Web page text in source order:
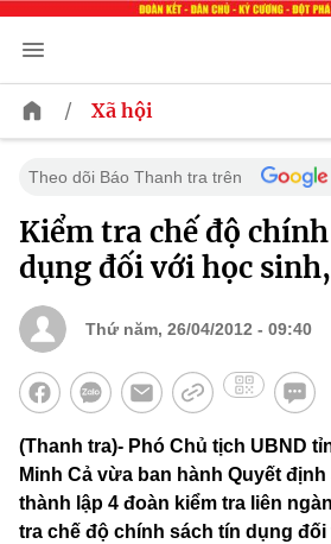
/ Xã hội
Theo dõi Báo Thanh tra trên
Kiểm tra chế độ
dụng đối với học
Thứ năm, 26/04/2012 - 09:40
(Thanh tra)- Phó Chủ tịch UBND
Minh Cả vừa ban hành Quyết
thành lập 4 đoàn kiểm tra liên
tra chế độ chính sách tín dụng